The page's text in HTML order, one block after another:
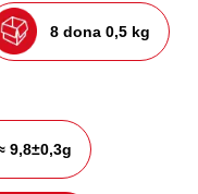
8 dona 0,5 kg
9,8±0,3g